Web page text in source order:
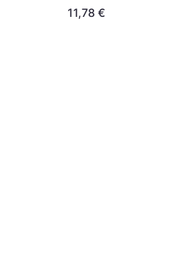
Modelling Clay Dolphin
11,78 €